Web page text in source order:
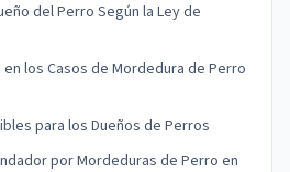
del Perro Según la Ley de
los Casos de Mordedura de Perro
para los Dueños de Perros
por Mordeduras de Perro en